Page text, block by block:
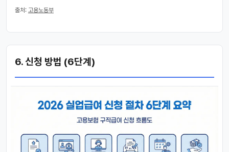
출처: 고용노동부
6. 신청 방법 (6단계)